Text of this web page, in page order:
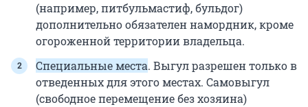
(например, питбульмастиф, бульдог)
дополнительно обязателен намордник, кроме
огороженной территории владельца.
Специальные места. Выгул разрешен только в
отведенных для этого местах. Самовыгул
(свободное перемещение без хозяина)